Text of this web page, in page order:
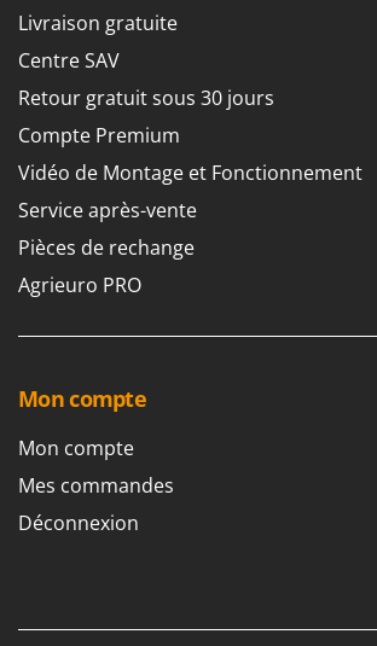
Livraison gratuite
Centre SAV
Retour gratuit sous 30 jours
Compte Premium
Vidéo de Montage et Fonctionnement
Service après-vente
Pièces de rechange
Agrieuro PRO
Mon compte
Mon compte
Mes commandes
Déconnexion